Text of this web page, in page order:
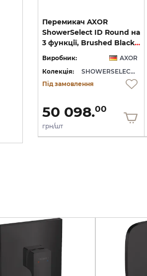
Перемикач AXOR
ShowerSelect ID Round на
3 функції, Brushed Black Chrome (36779340)
Виробник:
AXOR
Колекція:
SHOWERSELECT ID
Під замовлення
50 098.00
грн/шт